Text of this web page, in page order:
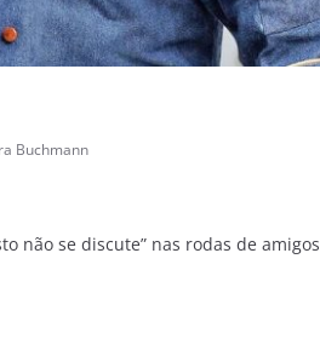
Buchmann
não se discute” nas rodas de amigos